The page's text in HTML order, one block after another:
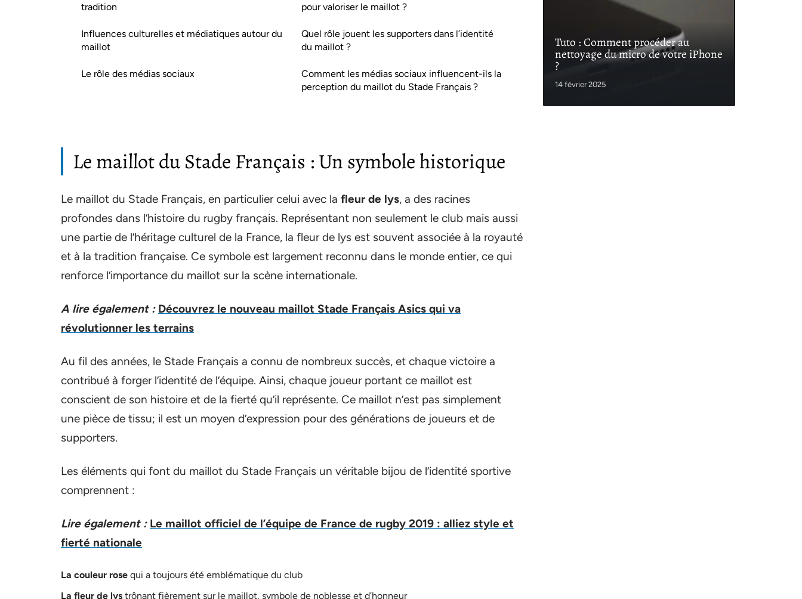
tradition
Influences culturelles et médiatiques autour du
maillot
Le rôle des médias sociaux
pour valoriser le maillot ?
Quel rôle jouent les supporters dans l’identité
du maillot ?
Comment les médias sociaux influencent-ils la
perception du maillot du Stade Français ?
Le maillot du Stade Français : Un symbole historique
Le maillot du Stade Français, en particulier celui avec la fleur de lys, a des racines
profondes dans l’histoire du rugby français. Représentant non seulement le club mais aussi
une partie de l’héritage culturel de la France, la fleur de lys est souvent associée à la royauté
et à la tradition française. Ce symbole est largement reconnu dans le monde entier, ce qui
renforce l’importance du maillot sur la scène internationale.
A lire également : Découvrez le nouveau maillot Stade Français Asics qui va
révolutionner les terrains
Au fil des années, le Stade Français a connu de nombreux succès, et chaque victoire a
contribué à forger l’identité de l’équipe. Ainsi, chaque joueur portant ce maillot est
conscient de son histoire et de la fierté qu’il représente. Ce maillot n’est pas simplement
une pièce de tissu; il est un moyen d’expression pour des générations de joueurs et de
supporters.
Les éléments qui font du maillot du Stade Français un véritable bijou de l’identité sportive
comprennent :
Lire également : Le maillot officiel de l’équipe de France de rugby 2019 : alliez style et
fierté nationale
La couleur rose qui a toujours été emblématique du club
La fleur de lys trônant fièrement sur le maillot, symbole de noblesse et d’honneur
Tuto : Comment procéder au
nettoyage du micro de votre iPhone
?
14 février 2025